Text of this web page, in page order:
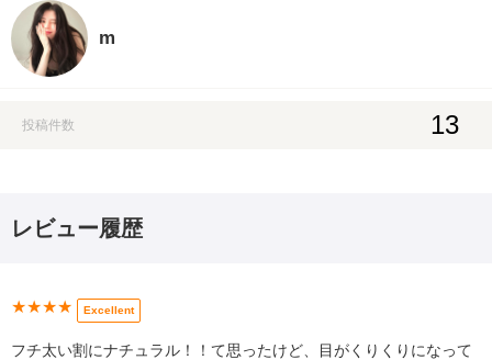
m
投稿件数 13
レビュー履歴
★★★★ Excellent
フチ太い割にナチュラル！！て思ったけど、目がくりくりになって